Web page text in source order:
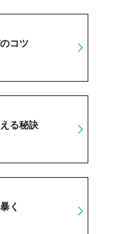
コツ
る秘訣
く